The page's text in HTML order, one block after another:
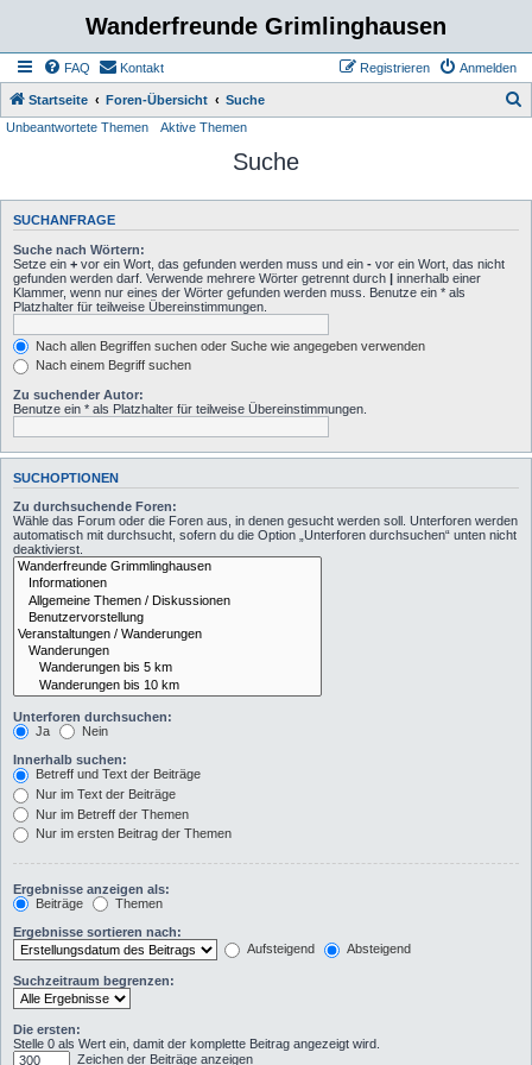
Wanderfreunde Grimlinghausen
FAQ Kontakt Anmelden
Registrieren
Startseite Foren-Übersicht Suche
Unbeantwortete Themen Aktive Themen
Suche
SUCHANFRAGE
Suche nach Wörtern:
Setze ein + vor ein Wort, das gefunden werden muss und ein - vor ein Wort, das nicht
gefunden werden darf. Verwende mehrere Wörter getrennt durch | innerhalb einer
Klammer, wenn nur eines der Wörter gefunden werden muss. Benutze ein * als
Platzhalter für teilweise Übereinstimmungen.
Nach allen Begriffen suchen oder Suche wie angegeben verwenden
Nach einem Begriff suchen
Zu suchender Autor:
Benutze ein * als Platzhalter für teilweise Übereinstimmungen.
SUCHOPTIONEN
Zu durchsuchende Foren:
Wähle das Forum oder die Foren aus, in denen gesucht werden soll. Unterforen werden
automatisch mit durchsucht, sofern du die Option „Unterforen durchsuchen“ unten nicht
deaktivierst.
Unterforen durchsuchen:
Ja
Nein
Innerhalb suchen:
Betreff und Text der Beiträge
Nur im Text der Beiträge
Nur im Betreff der Themen
Nur im ersten Beitrag der Themen
Ergebnisse anzeigen als:
Beiträge
Themen
Ergebnisse sortieren nach:
Aufsteigend
Absteigend
Suchzeitraum begrenzen:
Die ersten:
Stelle 0 als Wert ein, damit der komplette Beitrag angezeigt wird.
Zeichen der Beiträge anzeigen